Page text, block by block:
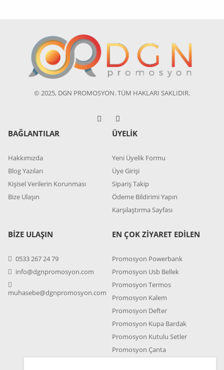
© 2025, DGN PROMOSYON. TÜM HAKLARI SAKLIDIR.
BAĞLANTILAR
Hakkımızda
Blog Yazıları
Kişisel Verilerin Korunması
Bize Ulaşın
ÜYELİK
Yeni Üyelik Formu
Üye Girişi
Sipariş Takip
Ödeme Bildirimi Yapın
Karşılaştırma Sayfası
BİZE ULAŞIN
0533 267 24 79
info@dgnpromosyon.com
muhasebe@dgnpromosyon.com
EN ÇOK ZİYARET EDİLEN
Promosyon Powerbank
Promosyon Usb Bellek
Promosyon Termos
Promosyon Kalem
Promosyon Defter
Promosyon Kupa Bardak
Promosyon Kutulu Setler
Promosyon Çanta